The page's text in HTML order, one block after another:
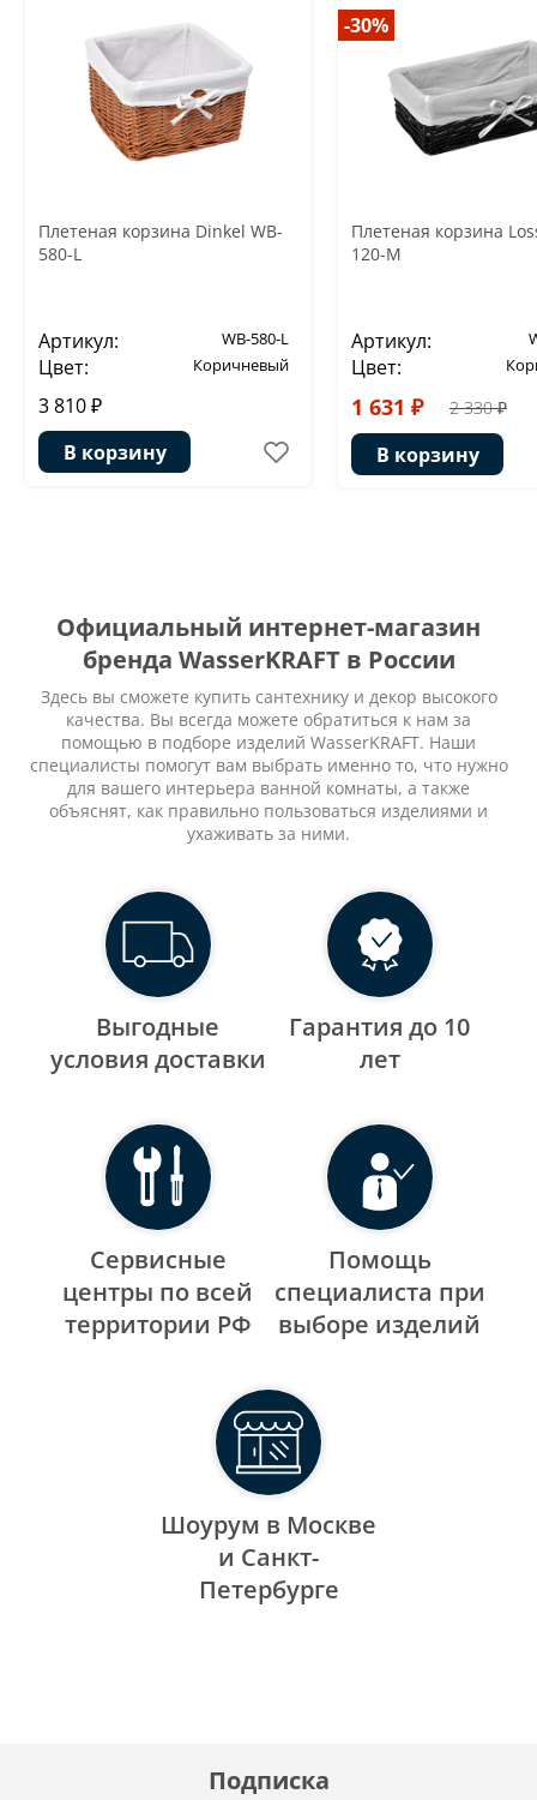
Плетеная корзина Dinkel WB-
580-L
Артикул: WB-580-L
Цвет: Коричневый
3 810 ₽
В корзину
-30%
Плетеная корзина
120-M
Артикул:
Цвет:
1 631 ₽ 2 330 ₽
В корзину
Официальный интернет-магазин
бренда WasserKRAFT в России
Здесь вы сможете купить сантехнику и декор высокого
качества. Вы всегда можете обратиться к нам за
помощью в подборе изделий WasserKRAFT. Наши
специалисты помогут вам выбрать именно то, что нужно
для вашего интерьера ванной комнаты, а также
объяснят, как правильно пользоваться изделиями и
ухаживать за ними.
Выгодные
уcловия доставки
Гарантия до 10
лет
Сервисные
центры по всей
территории РФ
Помощь
специалиста при
выборе изделий
Шоурум в Москве
и Санкт-
Петербурге
Подписка